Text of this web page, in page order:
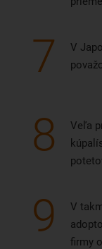
7
V
8
Veľa
9
V
firmy